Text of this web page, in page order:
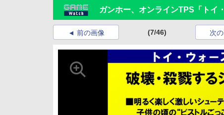
ガンホー、オンラインTPS「トイ
前の画像 (7/46) 次